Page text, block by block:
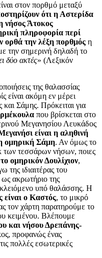
στον πορθμό μεταξύ
ότι η Αστερίδα
νήσος Άτοκος
πληροφορία περί
ορθά την λέξη πορθμός η
την σημερινή δηλαδή το
δύο ακτές» (Λεξικόν
της θαλασσίας
είναι ακόμη εν μέρει
Σάμης. Πρόκειται για
που βρίσκεται στο
Μεγανησίου Λευκάδος
είναι η αληθινή
ομηρική Σάμη. Αν όμως το
των τεσσάρων νήσων, ποιες
ομηρικόν Δουλίχιον,
ιδιαιτέρας του
ακρωτήριο της
υπό θαλάσσης. Η
ο Καστός, το μικρό
τον χάρτη παρατηρούμε το
κειμένου. Βλέπουμε
και νήσου Δρεπάνης-
προφανώς ένας
πολλές εσωτερικές